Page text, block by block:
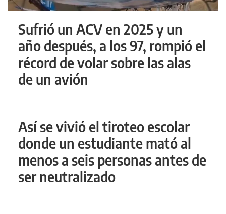
Sufrió un ACV en 2025 y un
año después, a los 97, rompió el
récord de volar sobre las alas
de un avión
Así se vivió el tiroteo escolar
donde un estudiante mató al
menos a seis personas antes de
ser neutralizado